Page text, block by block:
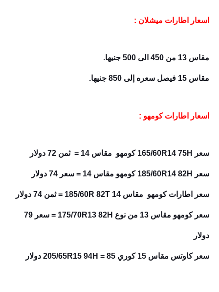
اسعار اطارات ميشلان :
مقاس 13 من 450 الى 500 جنيها.
مقاس 15 فيصل سعره إلى 850 جنيها.
اسعار اطارات كومهو :
سعر 165/60R14 75H كومهو مقاس 14 = ثمن 72 دولار
سعر 185/60R14 82H كومهو مقاس 14 = سعر 74 دولار
سعر اطارات كومهو مقاس 14 185/60R 82T = ثمن 74 دولار
سعر كومهو مقاس 13 من نوع 175/70R13 82H = سعر 79
دولار
سعر كاوتس مقاس 15 كوري 205/65R15 94H = 85 دولار